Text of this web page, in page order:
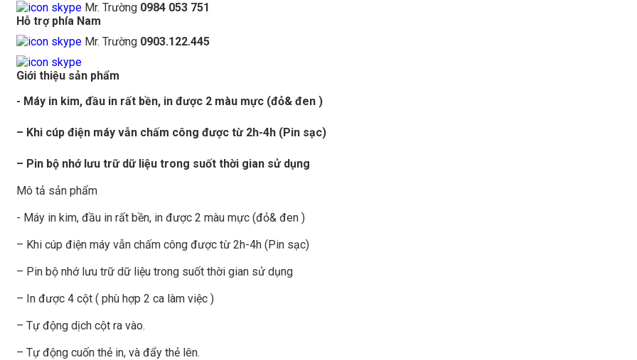
Mr. Trường 0984 053 751
Hỗ trợ phía Nam
Mr. Trường 0903.122.445
Giới thiệu sản phẩm
- Máy in kim, đầu in rất bền, in được 2 màu mực (đỏ& đen )
– Khi cúp điện máy vẫn chấm công được từ 2h-4h (Pin sạc)
– Pin bộ nhớ lưu trữ dữ liệu trong suốt thời gian sử dụng
Mô tả sản phẩm
- Máy in kim, đầu in rất bền, in được 2 màu mực (đỏ& đen )
– Khi cúp điện máy vẫn chấm công được từ 2h-4h (Pin sạc)
– Pin bộ nhớ lưu trữ dữ liệu trong suốt thời gian sử dụng
– In được 4 cột ( phù hợp 2 ca làm việc )
– Tự động dịch cột ra vào.
– Tự động cuốn thẻ in, và đẩy thẻ lên.